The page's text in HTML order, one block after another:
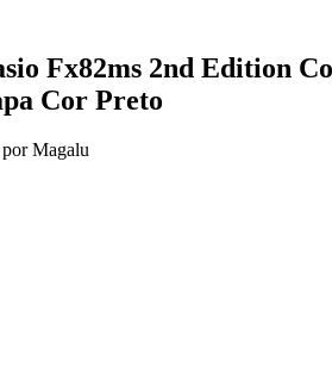
Fx82ms 2nd Edition
Cor Preto
por Magalu